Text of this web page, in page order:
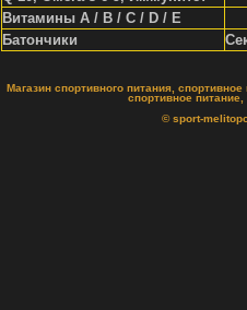
Витамины A / В / С / D / Е
Батончики
Магазин спортивного питания,
спортивное
© sport-